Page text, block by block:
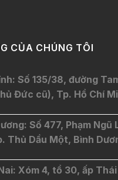
CỦA CHÚNG TÔI
Số 135/38, đường
Đức cũ), Tp. Hồ Chí
Số 477, Phạm Ngũ
Thủ Dầu Một, Bình
Xóm 4, tổ 30, ấp